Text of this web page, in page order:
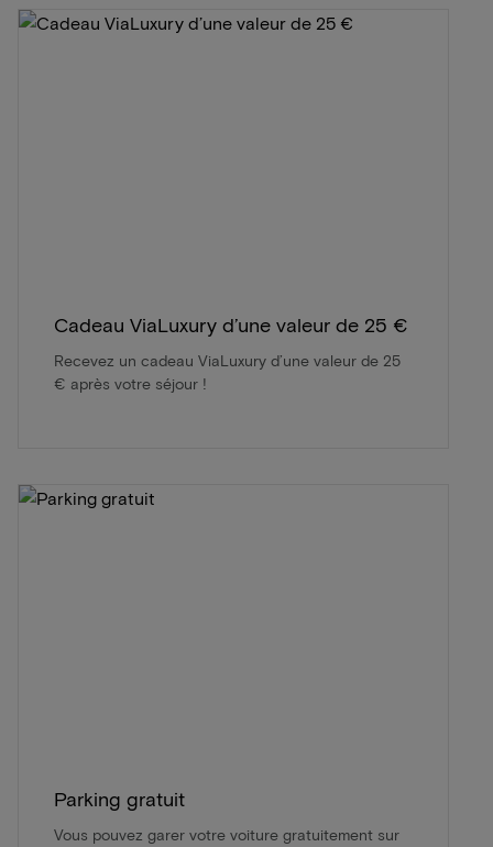
Cadeau ViaLuxury d’une valeur de 25 €
Recevez un cadeau ViaLuxury d’une valeur de 25
€ après votre séjour !
Parking gratuit
Vous pouvez garer votre voiture gratuitement sur